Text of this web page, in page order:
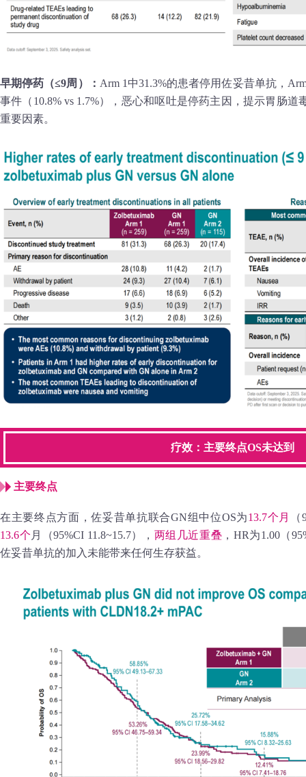
早期停药（≤9周）： Arm 1中31.3%的患者停用佐妥昔单抗，
事件（10.8% vs 1.7%），恶心和呕吐是停药主因，提示胃肠
重要因素。
疗效：主要终点OS未达到
主要终点
在主要终点方面，佐妥昔单抗联合GN组中位OS为13.7个月
13.6个 月（95%CI 11.8~15.7）， 两组几近重叠 ，HR为1.00（
佐妥昔单抗的加入未能带来任何生存获益。